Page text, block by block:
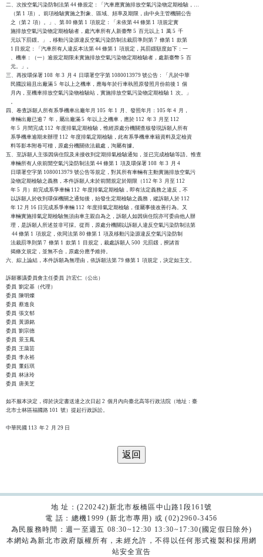
二、次按空氣污染防制法第 44 條規定：「汽車應實施排放空氣污染物定期檢驗，…
    （第 1  項）。前項檢驗實施之對象、區域、頻率及期限，由中央主管機關公告
    之（第 2  項）。」、第 80 條第 1  項規定：「未依第 44 條第 1  項規定實
    施排放空氣污染物定期檢驗者，處汽車所有人新臺幣 5  百元以上 1  萬 5  千
    元以下罰鍰。」，移動污染源違反空氣污染防制法裁罰準則第 7  條第 1  款第
    1 目規定：「汽車所有人違反本法第 44 條第 1  項規定，其罰鍰額度如下：一
    、機車：（一）逾規定期限未實施排放空氣污染物定期檢驗者，處新臺幣 5  百
    元。」。
三、再按環保署 108  年 3  月 4  日環署空字第 1080013979 號公告：「凡於中華
    民國設籍且出廠滿 5  年以上之機車，應每年於行車執照原發照月份前後 1  個
    月內，至機車排放空氣污染物檢驗站，實施排放空氣污染物定期檢驗 1  次。」
    。
四、卷查訴願人所有系爭機車出廠年月 105  年 1  月、發照年月：105 年 4  月，
    車輛出廠已逾 7  年，屬出廠滿 5  年以上之機車，應於 112  年 3  月至 112
    年 5  月間完成 112  年度排氣定期檢驗，惟經原處分機關查核發現訴願人所有
    系爭機車逾期未辦理 112  年度排氣定期檢驗，此有系爭機車車籍資料及定檢資
    料等影本附卷可稽，原處分機關依法裁處，洵屬有據。
五、至訴願人主張因病住院及未接收到定期排氣檢驗通知，並已完成檢驗等語。惟查
    車輛所有人依前開空氣污染防制法第 44 條第 1  項及環保署 108  年 3  月 4
    日環署空字第 1080013979 號公告等規定，對其所有車輛有主動實施排放空氣污
    染物定期檢驗之義務，本件訴願人未於前開規定於期限（112 年 3  月至 112
    年 5  月）前完成系爭車輛 112  年度排氣定期檢驗，即有法定義務之違反，不
    以訴願人於收到環保機關之通知後，始發生定期檢驗之義務，縱訴願人於 112
    年 12 月 16 日完成系爭車輛 112  年度排氣定期檢驗，僅屬事後改善行為。又
    車輛實施排氣定期檢驗無須由車主親自為之，訴願人如因病住院亦可委由他人辦
    理，是訴願人所述並非可採。從而，原處分機關以訴願人違反空氣污染防制法第
     44 條第 1  項規定，依同法第 80 條第 1  項及移動污染源違反空氣污染防制
    法裁罰準則第 7  條第 1  款第 1  目規定，裁處訴願人 500  元罰鍰，揆諸首
    揭條文規定，並無不合，原處分應予維持。
六、綜上論結，本件訴願為無理由，依訴願法第 79 條第 1  項規定，決定如主文。
訴願審議委員會主任委員  許宏仁（公出）
委員  劉定基（代理）
委員  陳明燦
委員  蔡進良
委員  張文郁
委員  黃源銘
委員  劉宗德
委員  景玉鳳
委員  王藹芸
委員  李永裕
委員  董鈺琪
委員  林泳玲
委員  唐美芝
如不服本決定，得於決定書送達之次日起 2  個月內向臺北高等行政法院（地址：臺
北市士林區福國路 101  號）提起行政訴訟。
地 址：(220242)新北市板橋區中山路1段161號
電 話：總機1999 (新北市專用) 或 (02)2960-3456
為民服務時間：週一至週五 08:30~12:30 13:30~17:30(國定假日除外)
本網站為新北市政府版權所有，未經允許，不得以任何形式複製和採用網
站安全宣告